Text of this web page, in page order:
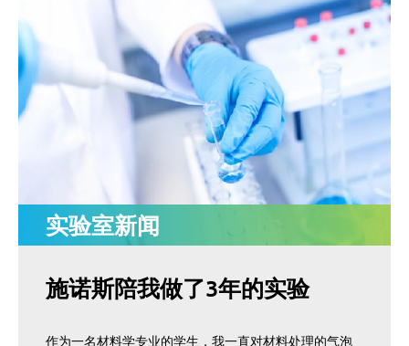
实验室新闻
施诺斯陪我做了3年的实验
作为一名材料学专业的学生，我一直对材料处理的气泡